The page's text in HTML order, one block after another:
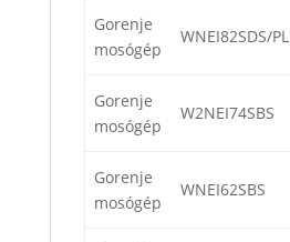
Gorenje
mosógép
WNEI82SDS/PL
Gorenje
mosógép
W2NEI74SBS
Gorenje
mosógép
WNEI62SBS